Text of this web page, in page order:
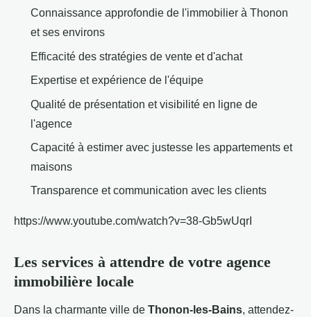
Connaissance approfondie de l'immobilier à Thonon
et ses environs
Efficacité des stratégies de vente et d'achat
Expertise et expérience de l'équipe
Qualité de présentation et visibilité en ligne de
l'agence
Capacité à estimer avec justesse les appartements et
maisons
Transparence et communication avec les clients
https://www.youtube.com/watch?v=38-Gb5wUqrI
Les services à attendre de votre agence
immobilière locale
Dans la charmante ville de Thonon-les-Bains, attendez-